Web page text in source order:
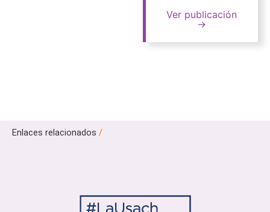
Ver publicación
→
Enlaces relacionados /